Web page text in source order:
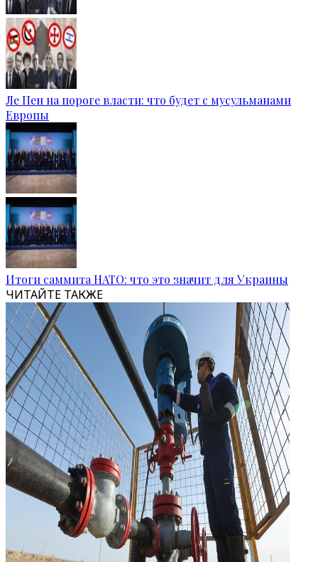
Ле Пен на пороге власти: что будет с мусульманами
Европы
Итоги саммита НАТО: что это значит для Украины
ЧИТАЙТЕ ТАКЖЕ